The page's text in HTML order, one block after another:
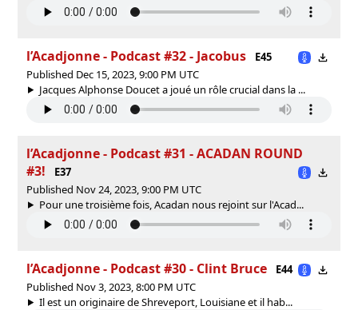
l’Acadjonne - Podcast #32 - Jacobus
E45
Published Dec 15, 2023, 9:00 PM UTC
Jacques Alphonse Doucet a joué un rôle crucial dans la ...
l’Acadjonne - Podcast #31 - ACADAN ROUND
#3!
E37
Published Nov 24, 2023, 9:00 PM UTC
Pour une troisième fois, Acadan nous rejoint sur l'Acad...
l’Acadjonne - Podcast #30 - Clint Bruce
E44
Published Nov 3, 2023, 8:00 PM UTC
Il est un originaire de Shreveport, Louisiane et il hab...